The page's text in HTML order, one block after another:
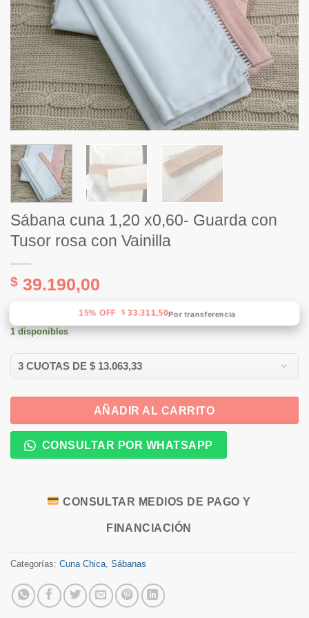
Sábana cuna 1,20 x0,60- Guarda con
Tusor rosa con Vainilla
$ 39.190,00
15% OFF $ 33.311,50Por transferencia
1 disponibles
AÑADIR AL CARRITO
CONSULTAR POR WHATSAPP
CONSULTAR MEDIOS DE PAGO Y
FINANCIACIÓN
Categorías: Cuna Chica Sábanas